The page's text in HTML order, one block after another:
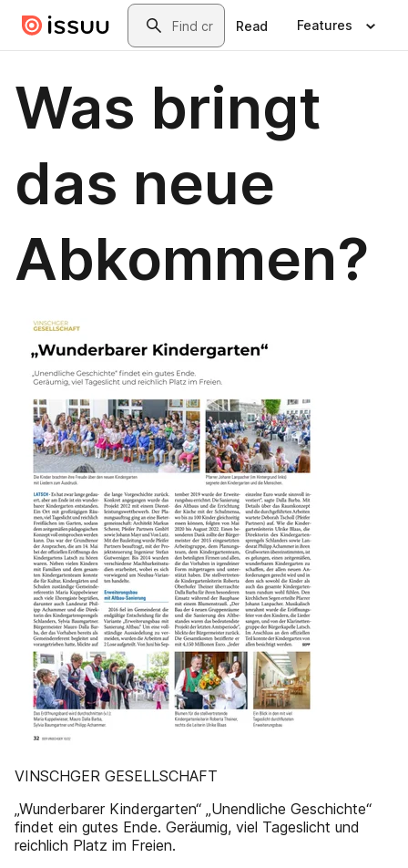
Skip to main contentSearch
Read Features
Was bringt
das neue
Abkommen?
VINSCHGER GESELLSCHAFT
„Wunderbarer Kindergarten“ „Unendliche Geschichte“
findet ein gutes Ende. Geräumig, viel Tageslicht und
reichlich Platz im Freien.